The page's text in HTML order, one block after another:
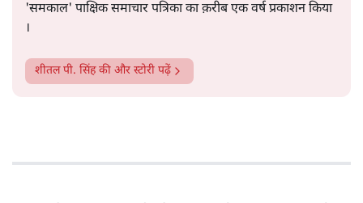
'समकाल' पाक्षिक समाचार पत्रिका का क़रीब एक वर्ष प्रकाशन किया
।
शीतल पी. सिंहकी और स्टोरी पढ़ें